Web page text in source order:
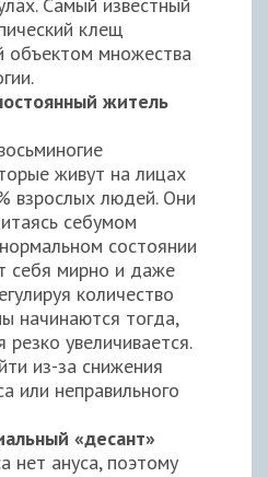
клещ
объектом множества
житель
живут на лицах
взрослых людей. Они
себумом
состоянии
себя мирно и даже
количество
начинаются тогда,
увеличивается.
из-за снижения
или неправильного
«десант»
нет ануса, поэтому